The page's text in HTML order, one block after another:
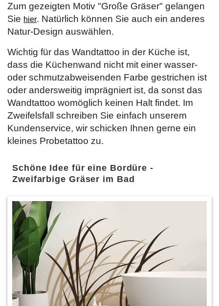
Zum gezeigten Motiv "Große Gräser" gelangen
Sie hier. Natürlich können Sie auch ein anderes
Natur-Design auswählen.
Wichtig für das Wandtattoo in der Küche ist,
dass die Küchenwand nicht mit einer wasser-
oder schmutzabweisenden Farbe gestrichen ist
oder andersweitig imprägniert ist, da sonst das
Wandtattoo womöglich keinen Halt findet. Im
Zweifelsfall schreiben Sie einfach unserem
Kundenservice, wir schicken Ihnen gerne ein
kleines Probetattoo zu.
Schöne Idee für eine Bordüre -
Zweifarbige Gräser im Bad